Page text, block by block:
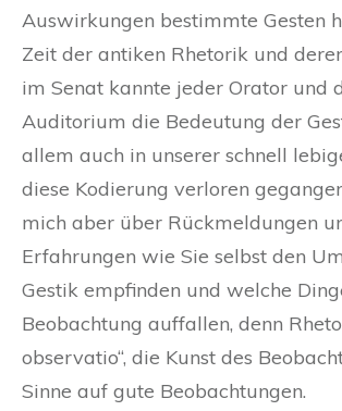
Auswirkungen bestimmte Gesten
Zeit der antiken Rhetorik und
im Senat kannte jeder Orator und
Auditorium die Bedeutung der
allem auch in unserer schnell
diese Kodierung verloren
mich aber über Rückmeldungen
Erfahrungen wie Sie selbst den
Gestik empfinden und welche
Beobachtung auffallen, denn
observatio“, die Kunst des
Sinne auf gute Beobachtungen.